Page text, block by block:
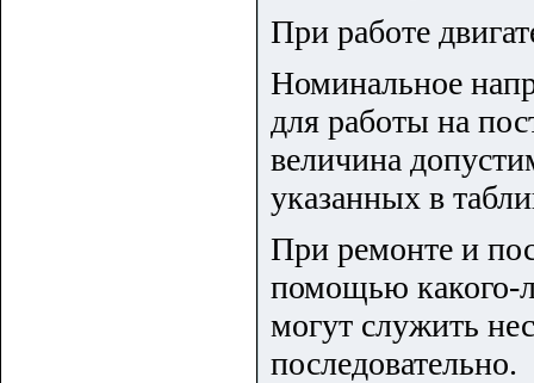
При работе
Номинальное
для работы на
величина
указанных в
При ремонте и
помощью какого-
могут служить
последовательно.